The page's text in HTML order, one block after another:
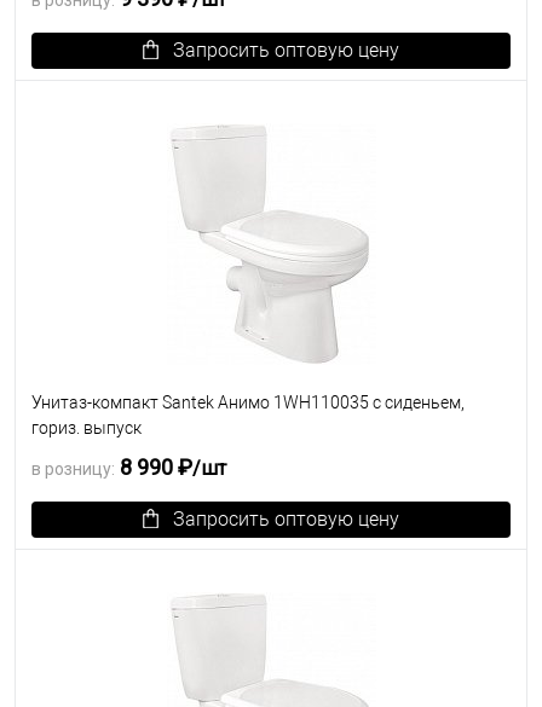
Запросить оптовую цену
Унитаз-компакт Santek Анимо 1WH110035 с сиденьем,
гориз. выпуск
в розницу: 8 990 ₽/шт
Запросить оптовую цену